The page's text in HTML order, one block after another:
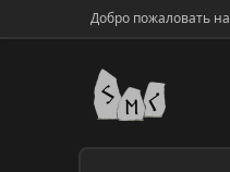
Добро пожаловать на